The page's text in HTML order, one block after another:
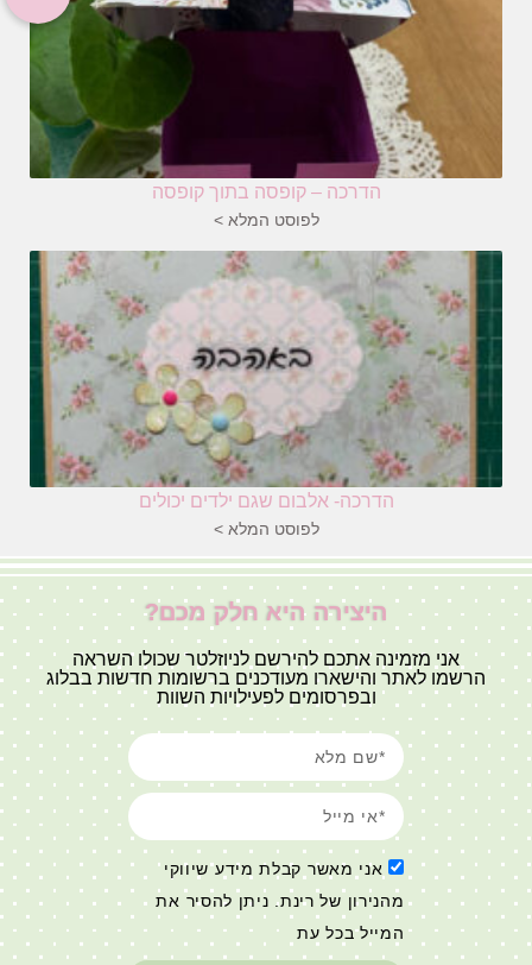
הדרכה – קופסה בתוך קופסה
לפוסט המלא >
הדרכה- אלבום שגם ילדים יכולים
לפוסט המלא >
היצירה היא חלק מכם?
אני מזמינה אתכם להירשם לניוזלטר שכולו השראה
הרשמו לאתר והישארו מעודכנים ברשומות חדשות בבלוג
ובפרסומים לפעילויות השוות
אני מאשר קבלת מידע שיווקי
מהנירון של רינת. ניתן להסיר את
המייל בכל עת